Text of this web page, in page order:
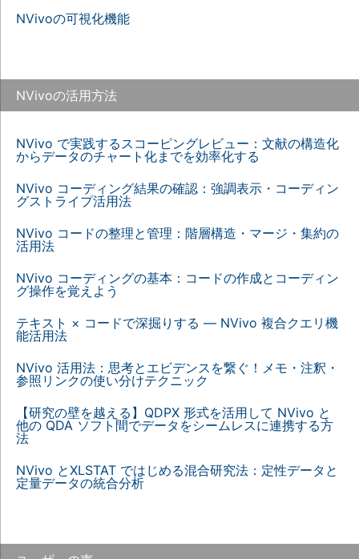
NVivoの可視化機能
NVivoの活用方法
NVivo で実践するスコーピングレビュー：文献の構造化
からデータのチャート化までを効率化する
NVivo コーディング結果の確認：強調表示・コーディン
グストライプ活用法
NVivo コードの整理と管理：階層構造・マージ・集約の
活用法
NVivo コーディングの基本：コードの作成とコーディン
グ操作を覚えよう
テキスト × コードで深掘りする — NVivo 複合クエリ機
能活用法
NVivo 活用法：思考とエビデンスを繋ぐ！メモ・注釈・
参照リンクの使い分けテクニック
【研究の壁を越える】QDPX 形式を活用して NVivo と
他の QDA ソフト間でデータをシームレスに連携する方
法
NVivo とXLSTAT ではじめる混合研究法：定性データと
定量データの統合分析